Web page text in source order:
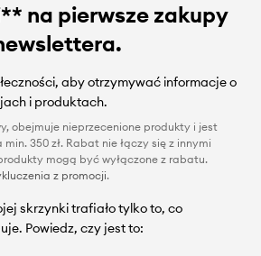
na pierwsze zakupy
aby otrzymywać informacje o
i produktach.
obejmuje nieprzecenione produkty i jest
350 zł. Rabat nie łączy się z innymi
mogą być wyłączone z rabatu.
z promocji.
skrzynki trafiało tylko to, co
Powiedz, czy jest to: